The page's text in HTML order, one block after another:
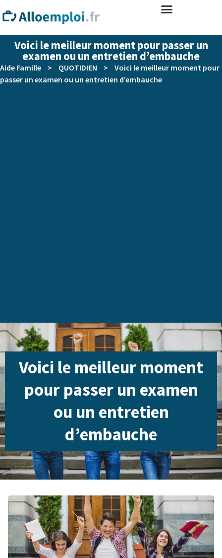
Voici le meilleur moment pour passer un
examen ou un entretien d’embauche
Aide Famille > QUOTIDIEN >
Voici le meilleur moment pour
passer un examen ou un entretien d’embauche
Voici le meilleur moment
pour passer un examen
ou un entretien
d’embauche